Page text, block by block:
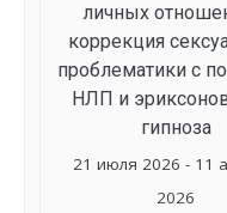
личных
коррекция
проблематики с
НЛП и
гипноза
21 июля 2026 - 11
2026